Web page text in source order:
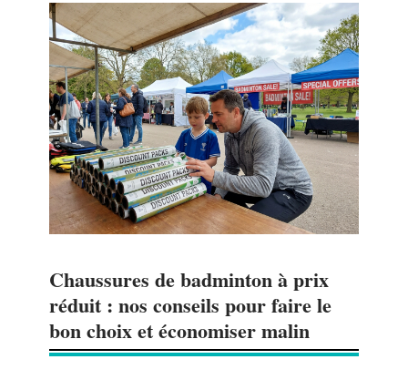
Chaussures de badminton à prix
réduit : nos conseils pour faire le
bon choix et économiser malin